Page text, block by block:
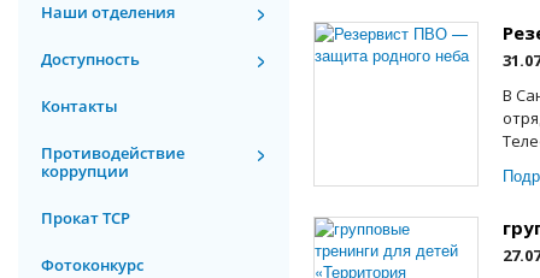
Наши отделения
Доступность
Контакты
Противодействие
коррупции
Прокат ТСР
Фотоконкурс
В